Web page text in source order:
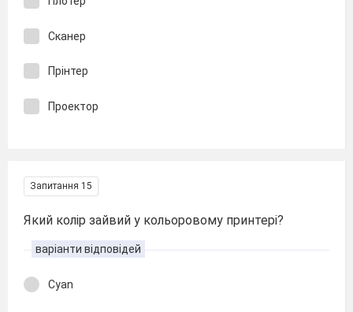
Сканер
Прінтер
Проектор
Запитання 15
Який колір зайвий у кольоровому принтері?
варіанти відповідей
Cyan